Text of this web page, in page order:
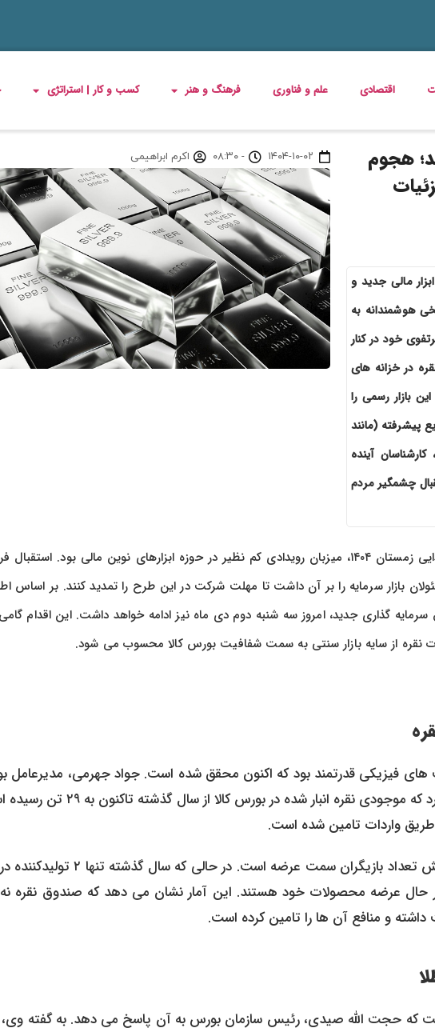
اقتصادی علم و فناوری فرهنگ و هنر کسب و کار | استراتژی
هجوم
شاهد تولد یک ابزار مالی جدید و
هوشمندانه به
خود در کنار
نشان می دهد که انبار کردن ۲۹ تن نقره در خزانه های
بازار رسمی را
پیشرفته (مانند
آینده
چشمگیر مردم
۱۴۰۴-۱۰-۰۲ - ۰۸:۳۰ اکرم ابراهیمی
بورس کالای ایران در روزهای ابتدایی زمستان ۱۴۰۴، میزبان رویدادی کم نظیر در حوزه ابزارهای نوین مالی بود.
بازار سرمایه را بر آن داشت تا مهلت شرکت در این طرح را تمدید کنند. بر اساس
گذاری جدید، امروز سه شنبه دوم دی ماه نیز ادامه خواهد داشت. این اقدام
نقره از سایه بازار سنتی به سمت شفافیت بورس کالا محسوب می شود.
های فیزیکی قدرتمند بود که اکنون محقق شده است. جواد جهرمی، مدیرعامل
کالا، با اشاره به رشد چشمگیر زیرساخت ها اعلام کرد که موجودی نقره انبار شده در بورس کالا
نکته جالب توجه در راه اندازی صندوق نقره، افزایش تعداد بازیگران سمت عرضه است. در حالی که
تولیدی داخلی در حال عرضه محصولات خود هستند. این آمار نشان می دهد که صندوق نقره
داشته و منافع آن ها را تامین کرده است.
است که حجت الله صیدی، رئیس سازمان بورس به آن پاسخ می دهد. به گفته وی،